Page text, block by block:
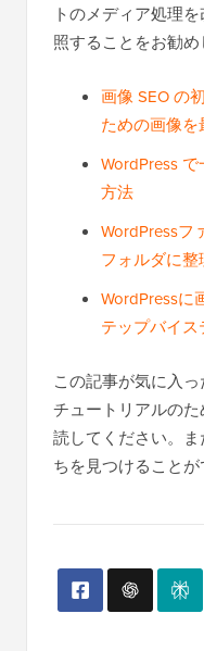
トのメディア処理
照することをお勧め
画像 SEO の
ための画像を
WordPress
方法
WordPressフ
フォルダに
WordPressに
テップバイス
この記事が気に入
チュートリアルのた
読してください。ま
ちを見つけることが